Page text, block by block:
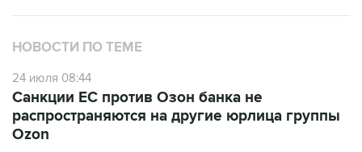
НОВОСТИ ПО ТЕМЕ
24 июля 08:44
Санкции ЕС против Озон банка не
распространяются на другие юрлица группы
Ozon